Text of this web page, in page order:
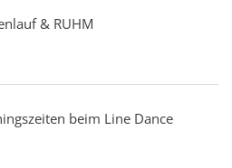
& RUHM
beim Line Dance